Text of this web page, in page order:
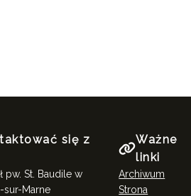
się z
pw. St. Baudile w
sur-Marne
Ważne
linki
Archiwum
Strona